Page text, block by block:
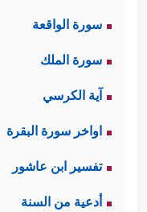
سورة الواقعة
سورة الملك
آية الكرسي
اواخر سورة البقرة
تفسير ابن عاشور
أدعية من السنة